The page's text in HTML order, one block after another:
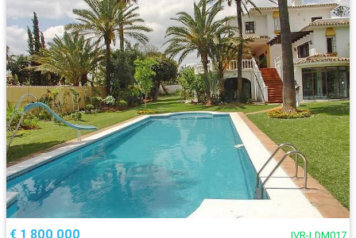
€ 1 800 000